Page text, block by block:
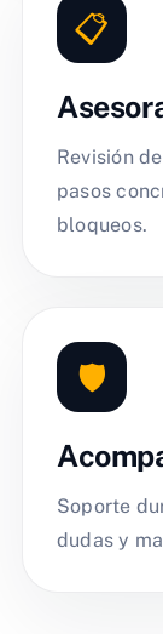
📋
Revisión
pasos
bloqueos.
🛡️
Soporte
dudas y